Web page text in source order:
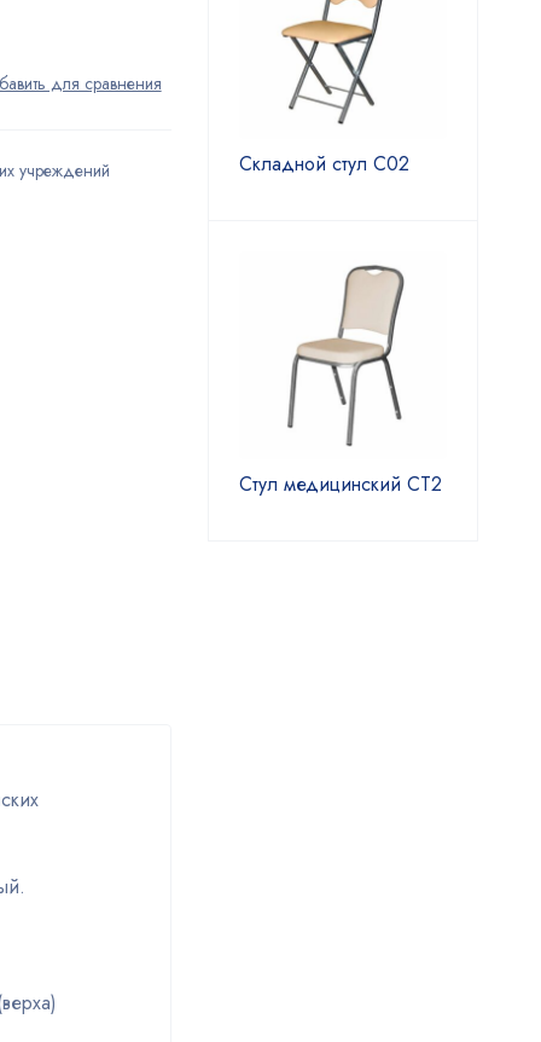
учреждений Складной стул С02
Стул медицинский СТ2